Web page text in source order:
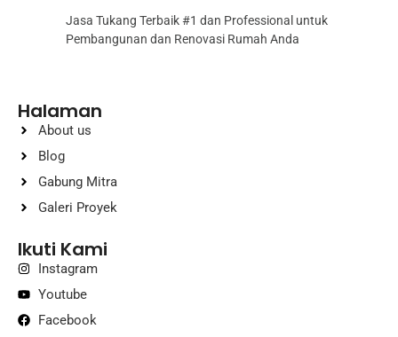
Jasa Tukang Terbaik #1 dan Professional untuk
Pembangunan dan Renovasi Rumah Anda
Halaman
About us
Blog
Gabung Mitra
Galeri Proyek
Ikuti Kami
Instagram
Youtube
Facebook